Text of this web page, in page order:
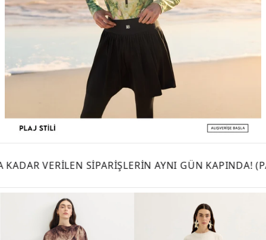
AYNI GÜN KAPINDA! (PAZAR HARİÇ) - DETAYLI BİLGİ